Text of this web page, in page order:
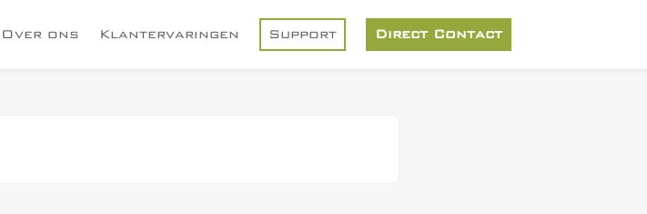
Over ons Klantervaringen Support Direct Contact